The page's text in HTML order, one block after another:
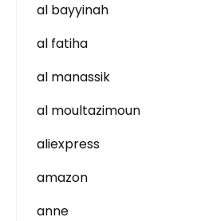
al bayyinah
al fatiha
al manassik
al moultazimoun
aliexpress
amazon
anne